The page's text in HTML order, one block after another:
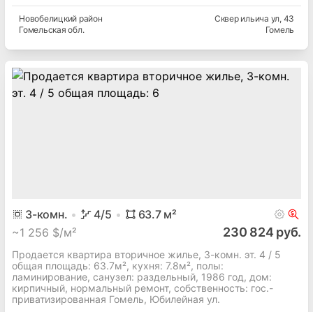
Новобелицкий район
Гомельская обл.
Сквер ильича ул, 43
Гомель
3-комн. 4/5 63.7м²
~1 256 $/м² 230 824 руб.
Продается квартира вторичное жилье, 3-комн. эт. 4 / 5
общая площадь: 63.7м², кухня: 7.8м², полы:
ламинирование, cанузел: раздельный, 1986 год, дом:
кирпичный, нормальный ремонт, собственность: гос.-
приватизированная Гомель, Юбилейная ул.